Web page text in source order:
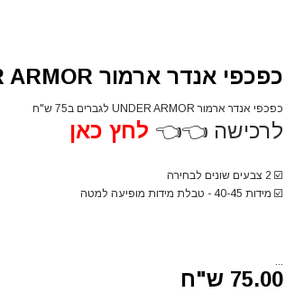
כפכפי אנדר ארמור UNDER ARMOR לגברים
כפכפי אנדר ארמור UNDER ARMOR לגברים ב75 ש"ח
לרכישה 👈👈 לחץ כאן
☑️
☑️ מידות 40-45 - טבלת מידות מופיעה למטה
...
75.00 ש"ח